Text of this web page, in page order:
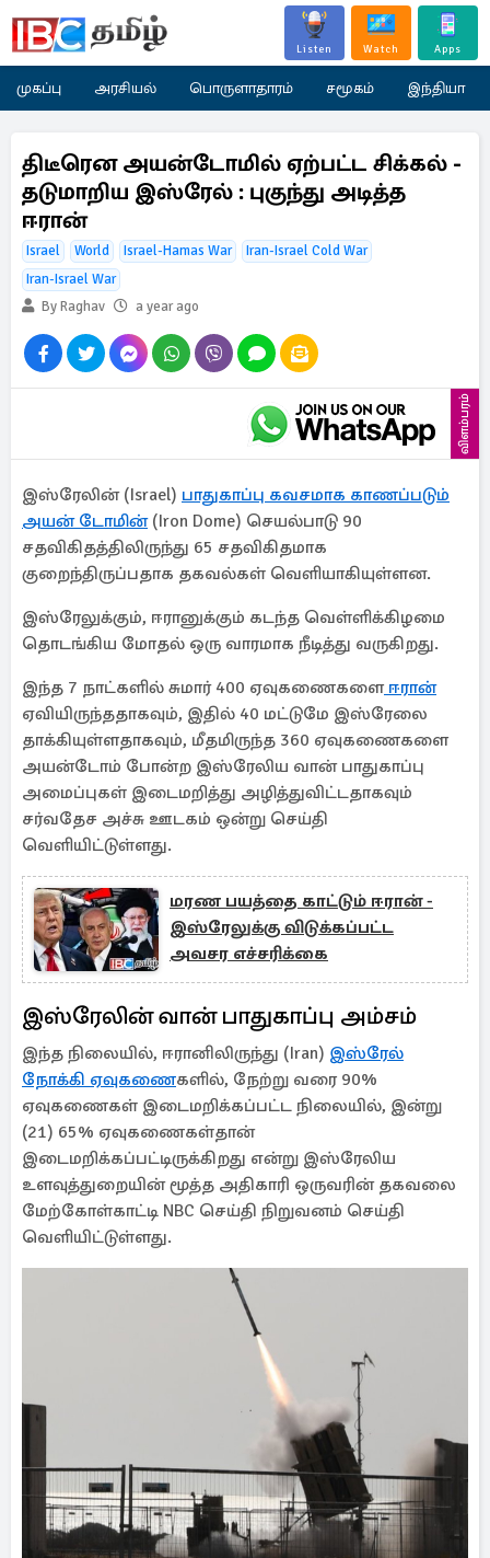
Listen Watch Apps
முகப்பு அரசியல் பொருளாதாரம் சமூகம் இந்தியா
திடீரென அயன்டோமில் ஏற்பட்ட சிக்கல் -
தடுமாறிய இஸ்ரேல் : புகுந்து அடித்த
ஈரான்
Israel World Israel-Hamas War
Iran-Israel Cold War
Iran-Israel War
By Raghav
a year ago
விளம்பரம்
இஸ்ரேலின் (Israel) பாதுகாப்பு கவசமாக காணப்படும்
அயன் டோமின்(Iron Dome) செயல்பாடு 90
சதவிகிதத்திலிருந்து 65 சதவிகிதமாக
குறைந்திருப்பதாக தகவல்கள் வெளியாகியுள்ளன.
இஸ்ரேலுக்கும், ஈரானுக்கும் கடந்த வெள்ளிக்கிழமை
தொடங்கிய மோதல் ஒரு வாரமாக நீடித்து வருகிறது.
இந்த 7 நாட்களில் சுமார் 400 ஏவுகணைகளைஈரான்
ஏவியிருந்ததாகவும், இதில் 40 மட்டுமே இஸ்ரேலை
தாக்கியுள்ளதாகவும், மீதமிருந்த 360 ஏவுகணைகளை
அயன்டோம் போன்ற இஸ்ரேலிய வான் பாதுகாப்பு
அமைப்புகள் இடைமறித்து அழித்துவிட்டதாகவும்
சர்வதேச அச்சு ஊடகம் ஒன்று செய்தி
வெளியிட்டுள்ளது.
மரண பயத்தை காட்டும் ஈரான் -
இஸ்ரேலுக்கு விடுக்கப்பட்ட
அவசர எச்சரிக்கை
இஸ்ரேலின் வான் பாதுகாப்பு அம்சம்
இந்த நிலையில், ஈரானிலிருந்து (Iran) இஸ்ரேல்
நோக்கி ஏவுகணைகளில், நேற்று வரை 90%
ஏவுகணைகள் இடைமறிக்கப்பட்ட நிலையில், இன்று
(21) 65% ஏவுகணைகள்தான்
இடைமறிக்கப்பட்டிருக்கிறது என்று இஸ்ரேலிய
உளவுத்துறையின் மூத்த அதிகாரி ஒருவரின் தகவலை
மேற்கோள்காட்டி NBC செய்தி நிறுவனம் செய்தி
வெளியிட்டுள்ளது.